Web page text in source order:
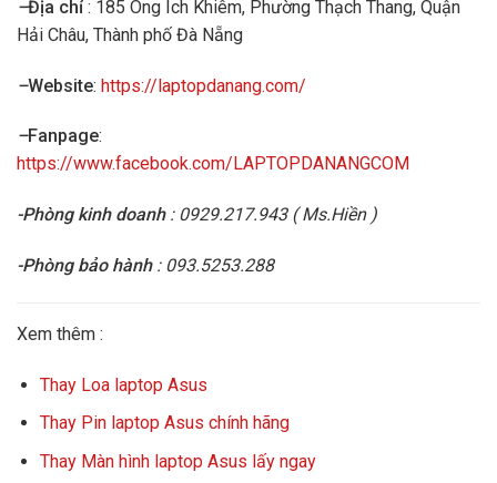
–Địa chỉ : 185 Ông Ích Khiêm, Phường Thạch Thang, Quận
Hải Châu, Thành phố Đà Nẵng
–Website: https://laptopdanang.com/
–Fanpage:
https://www.facebook.com/LAPTOPDANANGCOM
-Phòng kinh doanh: 0929.217.943 ( Ms.Hiền )
-Phòng bảo hành: 093.5253.288
Xem thêm :
Thay Loa laptop Asus
Thay Pin laptop Asus chính hãng
Thay Màn hình laptop Asus lấy ngay